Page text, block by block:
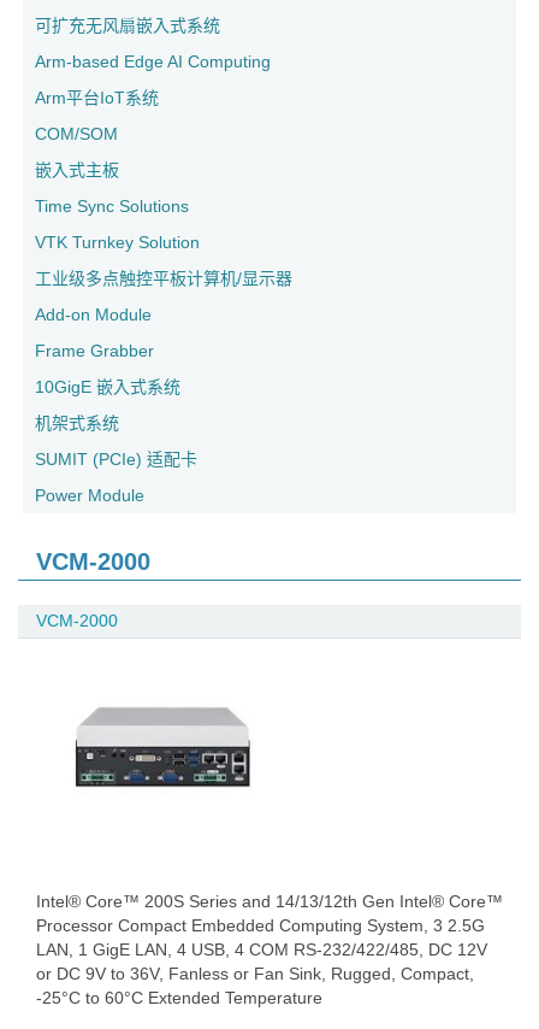
可扩充无风扇嵌入式系统
Arm-based Edge AI Computing
Arm平台IoT系统
COM/SOM
嵌入式主板
Time Sync Solutions
VTK Turnkey Solution
工业级多点触控平板计算机/显示器
Add-on Module
Frame Grabber
10GigE 嵌入式系统
机架式系统
SUMIT (PCIe) 适配卡
Power Module
VCM-2000
VCM-2000
Intel® Core™ 200S Series and 14/13/12th Gen Intel® Core™
Processor Compact Embedded Computing System, 3 2.5G
LAN, 1 GigE LAN, 4 USB, 4 COM RS-232/422/485, DC 12V
or DC 9V to 36V, Fanless or Fan Sink, Rugged, Compact,
-25°C to 60°C Extended Temperature